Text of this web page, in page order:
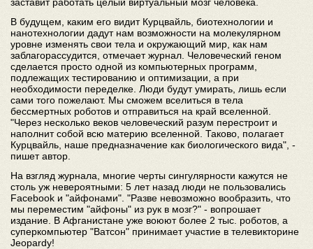
В будущем, каким его видит Курцвайль, биотехнологии и
нанотехнологии дадут нам возможности на молекулярном
уровне изменять свои тела и окружающий мир, как нам
заблагорассудится, отмечает журнал. Человеческий геном
сделается просто одной из компьютерных программ,
подлежащих тестированию и оптимизации, а при
необходимости переделке. Люди будут умирать, лишь если
сами того пожелают. Мы сможем вселиться в тела
бессмертных роботов и отправиться на край вселенной.
"Через несколько веков человеческий разум перестроит и
наполнит собой всю материю вселенной. Таково, полагает
Курцвайль, наше предназначение как биологического вида", -
пишет автор.
На взгляд журнала, многие черты сингулярности кажутся не
столь уж невероятными: 5 лет назад люди не пользовались
Facebook и "айфонами". "Разве невозможно вообразить, что
мы переместим "айфоны" из рук в мозг?" - вопрошает
издание. В Афганистане уже воюют более 2 тыс. роботов, а
суперкомпьютер "Ватсон" принимает участие в телевикторине
Jeopardy!